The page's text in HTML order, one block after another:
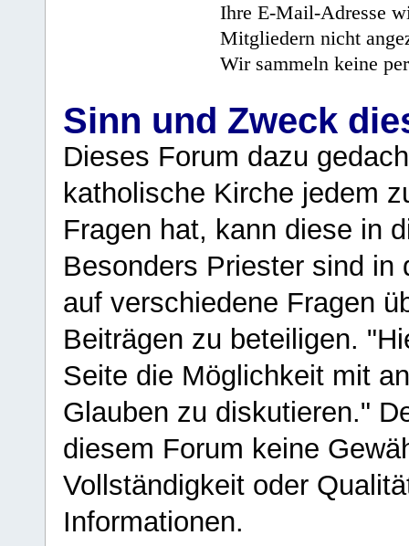
Ihre E-Mail-Adresse
Mitgliedern nicht
Wir sammeln keine
Sinn und Zweck
Dieses Forum dazu
katholische Kirche jedem
Fragen hat, kann diese in
Besonders Priester sind in
auf verschiedene Fragen
Beiträgen zu beteiligen.
Seite die Möglichkeit mit
Glauben zu diskutieren."
diesem Forum keine
Vollständigkeit oder
Informationen.